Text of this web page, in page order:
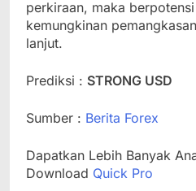
perkiraan, maka
kemungkinan
lanjut.
Prediksi : STRONG USD
Sumber : Berita Forex
Dapatkan Lebih Banyak
Download Quick Pro